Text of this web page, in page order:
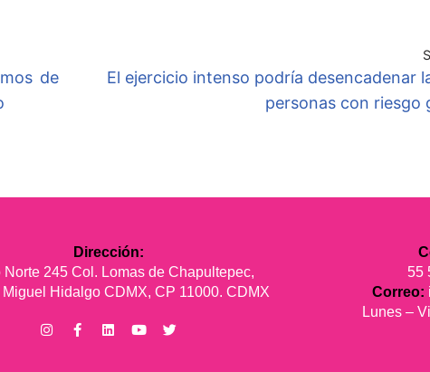
de
El ejercicio intenso podría desencadenar
personas con riesgo
Dirección:
Norte 245 Col. Lomas de Chapultepec,
Hidalgo CDMX, CP 11000. CDMX
55
Correo:
Lunes –